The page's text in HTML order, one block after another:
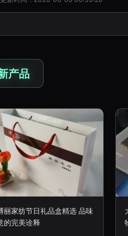
产品
丽家纺节日礼品盒精选 品味
的完美诠释